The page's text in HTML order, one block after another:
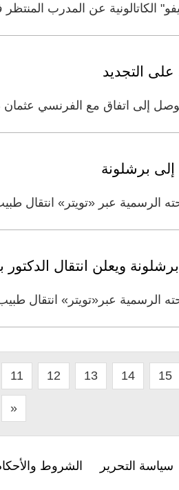
الكاتالونية عن المدرب
التجديد
إلى اتفاق مع الفرنسي
برشلونة
عبر «تويتر» انتقال
ويعلن انتقال الدكتور
الرسمية عبر«تويتر» انتقال طبيب
11 12 13 14 15
»
سياسة التحرير الشروط